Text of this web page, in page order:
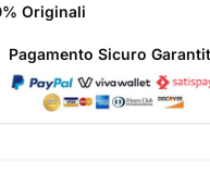
Originali
Pagamento Sicuro